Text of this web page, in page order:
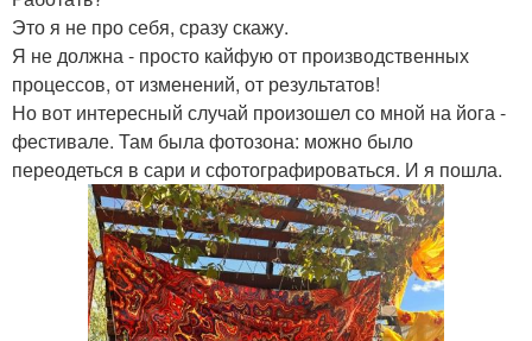
Это я не про себя, сразу скажу.
Я не должна - просто кайфую от производственных
процессов, от изменений, от результатов!
Но вот интересный случай произошел со мной на йога -
фестивале. Там была фотозона: можно было
переодеться в сари и сфотографироваться. И я пошла.